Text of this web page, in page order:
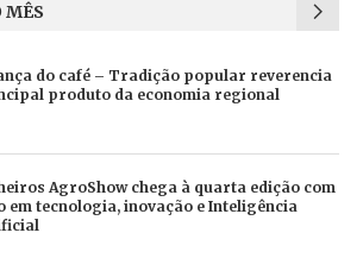
MÊS
do café – Tradição popular reverencia
produto da economia regional
AgroShow chega à quarta edição com
em tecnologia, inovação e Inteligência